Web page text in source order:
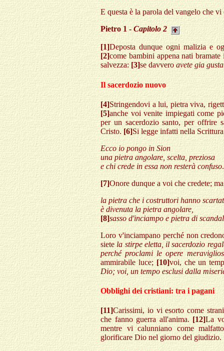
E questa è la parola del vangelo che vi
Pietro 1 - Capitolo 2
[1]Deposta dunque ogni malizia e
[2]come bambini appena nati
salvezza:[3]se davveroavete gia
Il sacerdozio nuovo
[4]Stringendovi a lui, pietra viva,
[5]anche voi venite impiegati come
per un sacerdozio santo, per offrire
Cristo.[6]Si legge infatti nella
Ecco io pongo in Sion
una pietra angolare, scelta, preziosa
e chi crede in essa non resterà confuso.
[7]Onore dunque a voi che credete;
la pietra che i costruttori hanno
è divenuta la pietra angolare,
[8]sasso d'inciampo e pietra di
Loro v'inciampano perché non
sietela stirpe eletta, il sacerdozio
perché proclami le opere
ammirabile luce; [10]voi, che un
Dio; voi, un tempo esclusi dalla
Obblighi dei cristiani: tra i pagani
[11]Carissimi, io vi esorto come
che fanno guerra all'anima. [12]La
mentre vi calunniano come
glorificare Dio nel giorno del giudizio.